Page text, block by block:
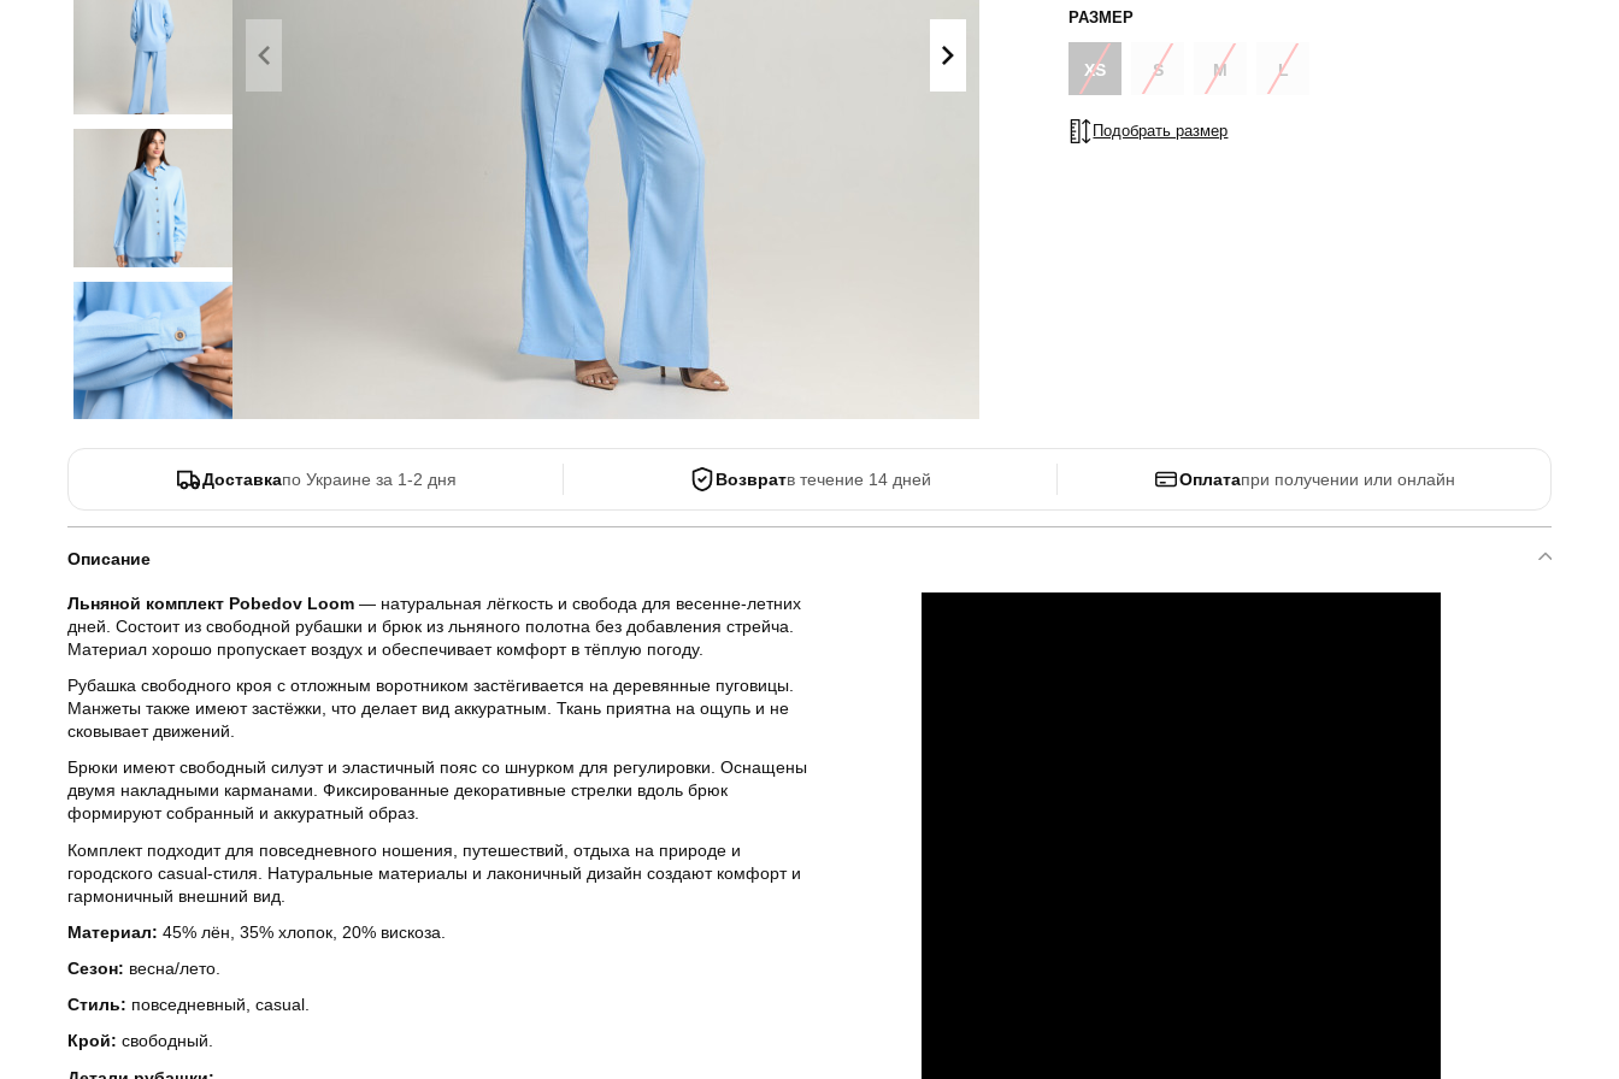
Літні комплекти
Комбінезони
Спортивні
костюми
Кежуал
Боди
РАЗМЕР
XS S M L
Подобрать размер
Доставкапо Украине за 1-2 дня Возвратв течение 14 дней Оплатапри получении или онлайн
Описание
Льняной комплект Pobedov Loom — натуральная лёгкость и свобода для весенне-летних
дней. Состоит из свободной рубашки и брюк из льняного полотна без добавления стрейча.
Материал хорошо пропускает воздух и обеспечивает комфорт в тёплую погоду.
Рубашка свободного кроя с отложным воротником застёгивается на деревянные пуговицы.
Манжеты также имеют застёжки, что делает вид аккуратным. Ткань приятна на ощупь и не
сковывает движений.
Брюки имеют свободный силуэт и эластичный пояс со шнурком для регулировки. Оснащены
двумя накладными карманами. Фиксированные декоративные стрелки вдоль брюк
формируют собранный и аккуратный образ.
Комплект подходит для повседневного ношения, путешествий, отдыха на природе и
городского casual-стиля. Натуральные материалы и лаконичный дизайн создают комфорт и
гармоничный внешний вид.
Материал: 45% лён, 35% хлопок, 20% вискоза.
Сезон: весна/лето.
Стиль: повседневный, casual.
Крой: свободный.